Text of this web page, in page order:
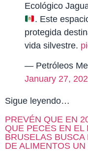
Ecológico
. Este
protegida
vida silvestre.
— Petróleos
January 27,
Sigue leyendo…
PREVÉN QUE EN
QUE PECES EN EL
BRUSELAS
DE ALIMENTOS UN